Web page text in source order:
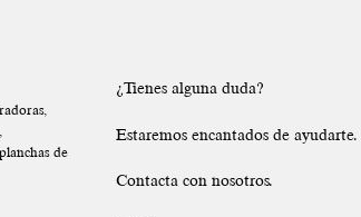
de
¿Tienes alguna duda?
Estaremos encantados de ayudarte.
Contacta con nosotros.